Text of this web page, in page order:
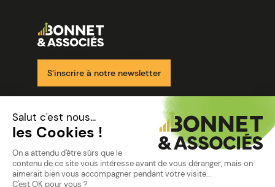
Image
S’inscrire à notre newsletter
Nos solutions
Nos cabinets
Mon espace client